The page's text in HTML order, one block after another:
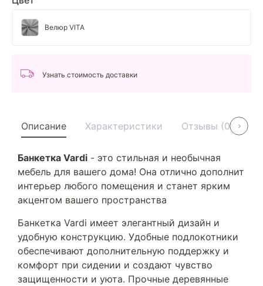
Велюр VITA
Узнать стоимость доставки
Описание Характеристики Отзывы (0)
Банкетка Vardi - это стильная и необычная
мебель для вашего дома! Она отлично дополнит
интерьер любого помещения и станет ярким
акцентом вашего пространства
Банкетка Vardi имеет элегантный дизайн и
удобную конструкцию. Удобные подлокотники
обеспечивают дополнительную поддержку и
комфорт при сидении и создают чувство
защищенности и уюта. Прочные деревянные